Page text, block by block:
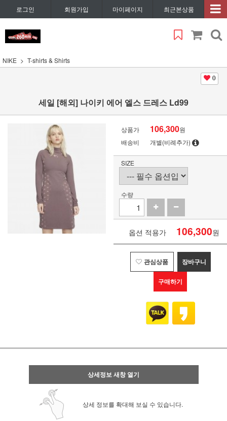
로그인 회원가입 마이페이지 최근본상품
NIKE T-shirts & Shirts
0
세일 [해외] 나이키 에어 엘스 드레스 Ld99
상품가 106,300원
배송비
개별(비례추가)
SIZE
수량
옵션 적용가 106,300원
관심상품 장바구니
구매하기
상세정보 새창 열기
상세 정보를 확대해 보실 수 있습니다.